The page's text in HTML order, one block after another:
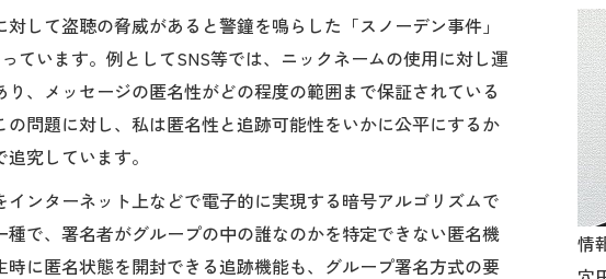
して盗聴の脅威があると警鐘を鳴らした「スノーデン事件」
ています。例としてSNS等では、ニックネームの使用に対し運
、メッセージの匿名性がどの程度の範囲まで保証されている
問題に対し、私は匿名性と追跡可能性をいかに公平にするか
究しています。
ンターネット上などで電子的に実現する暗号アルゴリズムで
で、署名者がグループの中の誰なのかを特定できない匿名機
に匿名状態を開封できる追跡機能も、グループ署名方式の要
情